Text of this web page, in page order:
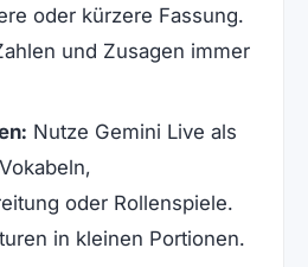
oder kürzere Fassung.
und Zusagen immer
Nutze Gemini Live als
oder Rollenspiele.
in kleinen Portionen.